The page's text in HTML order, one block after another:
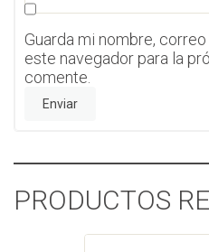
Guarda mi nombre,
este navegador para la
comente.
PRODUCTOS